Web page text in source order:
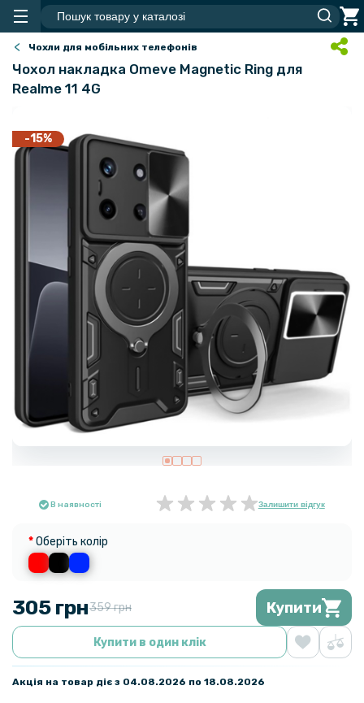
Чохли для мобільних телефонів
Чохол накладка Omeve Magnetic Ring для
Realme 11 4G
-15%
В наявності Залишити відгук
Оберіть колір
305 грн359 грн Купити
Купити в один клік
Акція на товар діє з 04.08.2026 по 18.08.2026